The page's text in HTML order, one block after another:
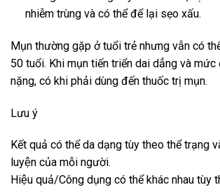
nhiễm trùng và có thể để lại sẹo xấu.
Mụn thường gặp ở tuổi trẻ nhưng vẫn có
50 tuổi. Khi mụn tiến triển dai dẳng và
nặng, có khi phải dùng đến thuốc trị mụn.
Lưu ý
Kết quả có thể da dạng tùy theo thể trạng
luyện của mỗi người.
Hiệu quả/Công dụng có thể khác nhau tùy